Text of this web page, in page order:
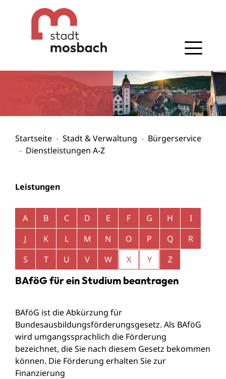
Gehe zum Navigationsbereich
Gehe zum Inhalt
Startseite Stadt & Verwaltung
Bürgerservice
Dienstleistungen A-Z
Leistungen
Alphabetisches Register überspringen
A B C D E F G H
I
J
K L M N O P Q
R
S
T U V W X Y Z
BAföG für ein Studium beantragen
BAföG ist die Abkürzung für
Bundesausbildungsförderungsgesetz. Als BAföG
wird umgangssprachlich die Förderung
bezeichnet, die Sie nach diesem Gesetz bekommen
können. Die Förderung erhalten Sie zur
Finanzierung